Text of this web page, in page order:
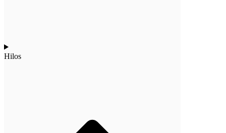
Hilos